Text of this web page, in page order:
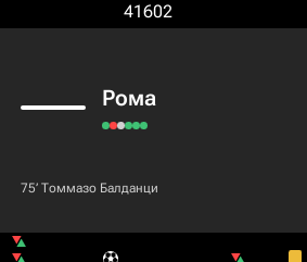
41602
Рома
75‎’‎ Томмазо Балданци